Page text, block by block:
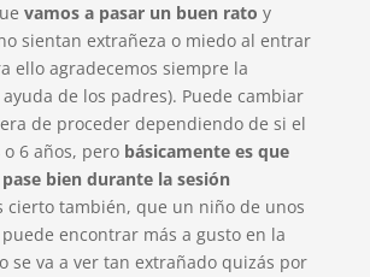
vamos a pasar un buen rato y
sientan extrañeza o miedo al entrar
ello agradecemos siempre la
de los padres). Puede cambiar
de proceder dependiendo de si el
6 años, pero básicamente es que
bien durante la sesión
cierto también, que un niño de unos
puede encontrar más a gusto en la
se va a ver tan extrañado quizás por